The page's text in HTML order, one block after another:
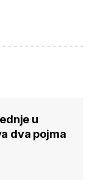
u
dva pojma